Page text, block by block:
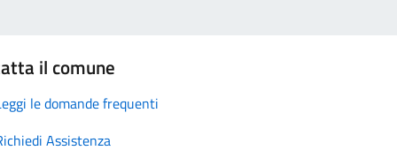
il comune
le domande frequenti
Assistenza